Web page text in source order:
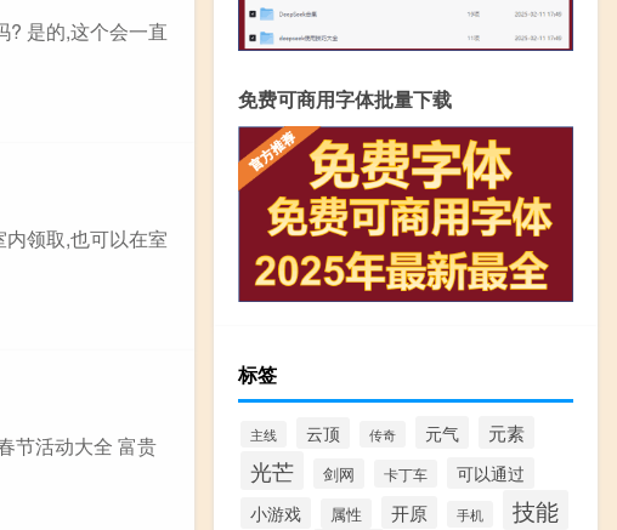
? 是的,这个会一直
领取,也可以在室
节活动大全 富贵
免费可商用字体批量下载
标签
主线 云顶 传奇 元气 元素
光芒 剑网 卡丁车
可以通过
小游戏
属性 开原 手机 技能